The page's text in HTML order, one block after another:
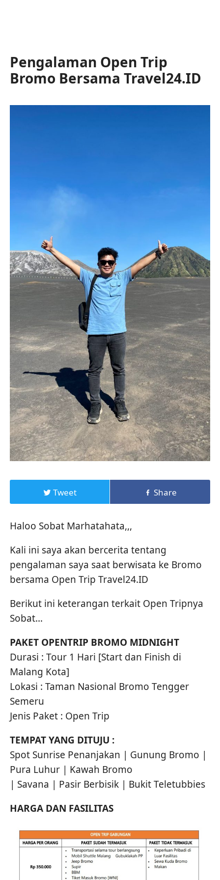
Pengalaman Open Trip
Bromo Bersama Travel24.ID
Tweet Share
Haloo Sobat Marhatahata,,,
Kali ini saya akan bercerita tentang
pengalaman saya saat berwisata ke Bromo
bersama Open Trip Travel24.ID
Berikut ini keterangan terkait Open Tripnya
Sobat…
PAKET OPENTRIP BROMO MIDNIGHT
Durasi : Tour 1 Hari [Start dan Finish di
Malang Kota]
Lokasi : Taman Nasional Bromo Tengger
Semeru
Jenis Paket : Open Trip
TEMPAT YANG DITUJU :
Spot Sunrise Penanjakan | Gunung Bromo |
Pura Luhur | Kawah Bromo
| Savana | Pasir Berbisik | Bukit Teletubbies
HARGA DAN FASILITAS